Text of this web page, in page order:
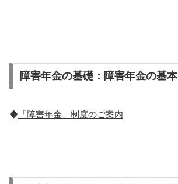
障害年金の基礎：障害年金の基本
◆ 「障害年金」制度のご案内